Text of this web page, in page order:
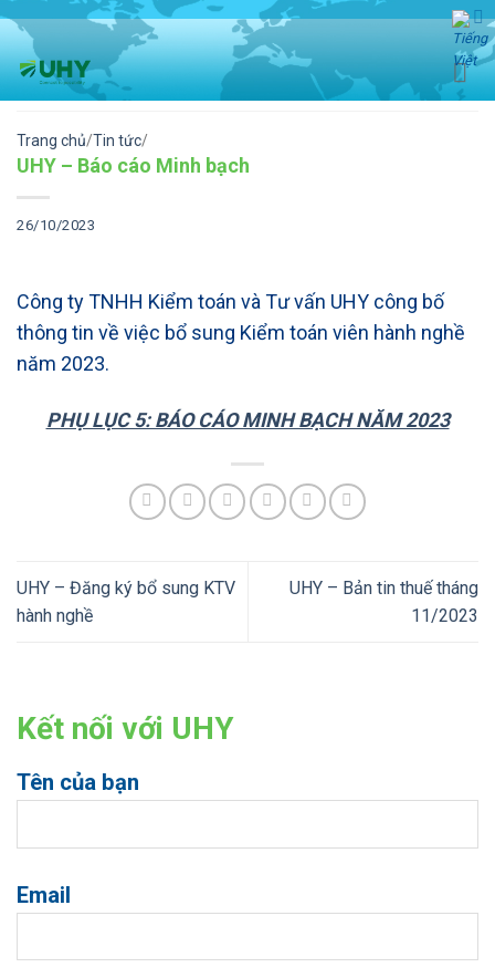
Skip
to
content
Trang chủ/Tin tức/
UHY – Báo cáo Minh bạch
26/10/2023
Công ty TNHH Kiểm toán và Tư vấn UHY công bố
thông tin về việc bổ sung Kiểm toán viên hành nghề
năm 2023.
PHỤ LỤC 5: BÁO CÁO MINH BẠCH NĂM 2023
UHY – Đăng ký bổ sung KTV
hành nghề
UHY – Bản tin thuế tháng
11/2023
Kết nối với UHY
Tên của bạn
Email